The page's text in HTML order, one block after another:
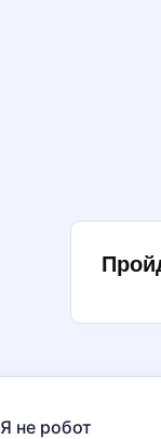
Я не робот